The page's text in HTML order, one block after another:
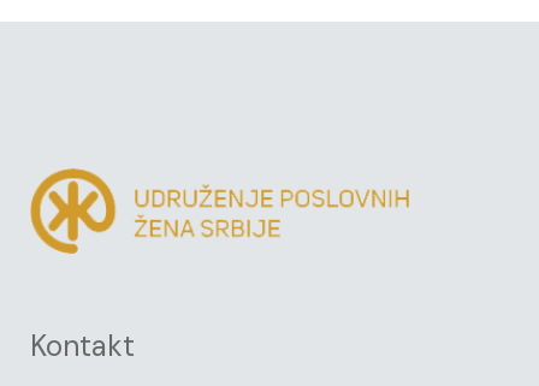
Kontakt